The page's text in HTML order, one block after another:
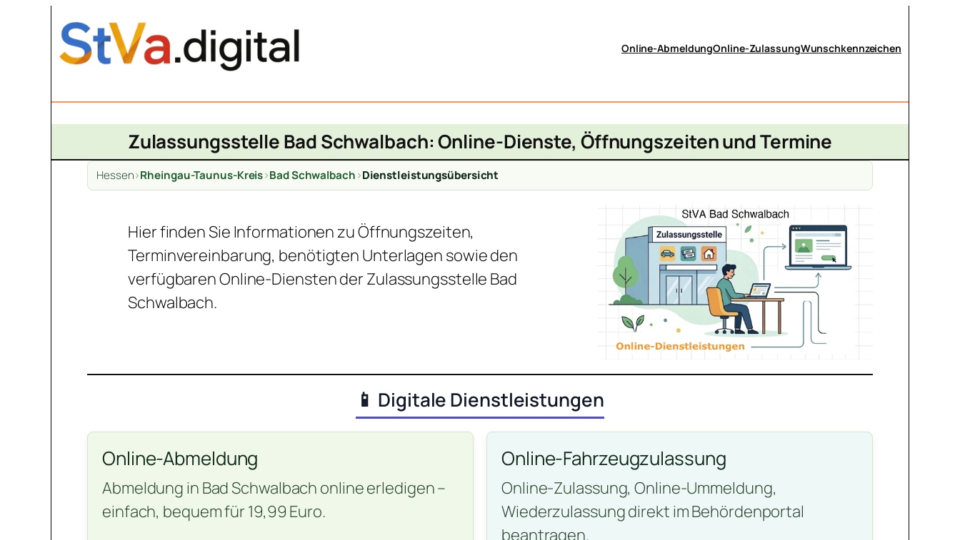
springen
Online-AbmeldungOnline-ZulassungWunschkennzeichen
Zulassungsstelle Bad Schwalbach: Online-Dienste, Öffnungszeiten und Termine
Hessen>Rheingau-Taunus-Kreis>Bad Schwalbach>Dienstleistungsübersicht
Hier finden Sie Informationen zu Öffnungszeiten,
Terminvereinbarung, benötigten Unterlagen sowie den
verfügbaren Online-Diensten der Zulassungsstelle Bad
Schwalbach.
📱 Digitale Dienstleistungen
Online-Abmeldung
Abmeldung in Bad Schwalbach online erledigen –
einfach, bequem für 19,99 Euro.
Online-Fahrzeugzulassung
Online-Zulassung, Online-Ummeldung,
Wiederzulassung direkt im Behördenportal
beantragen.